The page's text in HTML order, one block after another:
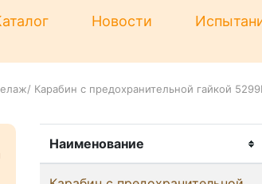
Новости
/ Карабин с предохранительной гайкой
Наименование